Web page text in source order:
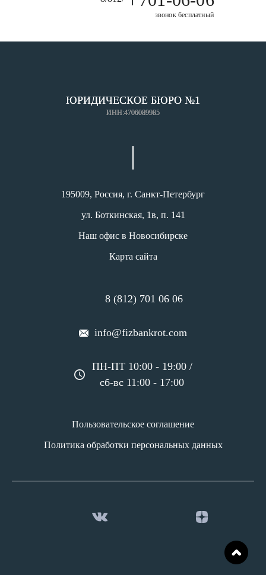
звонок бесплатный
ЮРИДИЧЕСКОЕ БЮРО №1
ИНН:4706089985
195009, Россия, г. Санкт-Петербург
ул. Боткинская, 1в, п. 141
Наш офис в Новосибирске
Карта сайта
8 (812) 701 06 06
info@fizbankrot.com
ПН-ПТ 10:00 - 19:00 /
сб-вс 11:00 - 17:00
Пользовательское соглашение
Политика обработки персональных данных